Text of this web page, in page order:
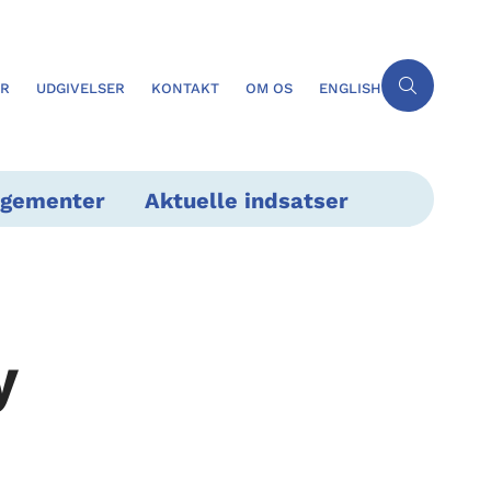
UDGIVELSER KONTAKT OM OS ENGLISH
Aktuelle indsatser